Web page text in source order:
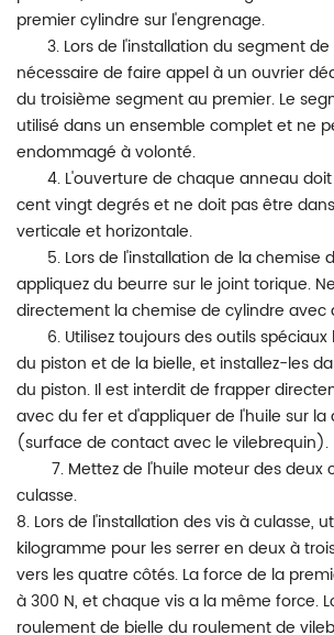
premier cylindre sur l'engrenage.
3. Lors de l'installation du segment de
nécessaire de faire appel à un ouvrier
du troisième segment au premier. Le
utilisé dans un ensemble complet et ne
endommagé à volonté.
4. L'ouverture de chaque anneau
cent vingt degrés et ne doit pas être
verticale et horizontale.
5. Lors de l'installation de la chemise
appliquez du beurre sur le joint torique.
directement la chemise de cylindre avec
6. Utilisez toujours des outils spéciaux
du piston et de la bielle, et installez-les
du piston. Il est interdit de frapper
avec du fer et d'appliquer de l'huile sur la
(surface de contact avec le vilebrequin).
7. Mettez de l'huile moteur des deux
culasse.
8. Lors de l'installation des vis à culasse,
kilogramme pour les serrer en deux à
vers les quatre côtés. La force de la
à 300 N, et chaque vis a la même force.
roulement de bielle du roulement de